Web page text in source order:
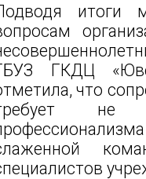
итоги
ГКДЦ
что
не